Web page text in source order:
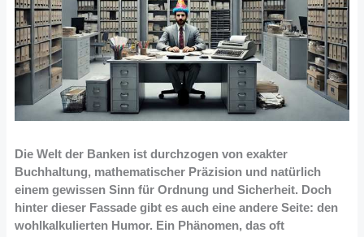
Die Welt der Banken ist durchzogen von exakter
Buchhaltung, mathematischer Präzision und natürlich
einem gewissen Sinn für Ordnung und Sicherheit. Doch
hinter dieser Fassade gibt es auch eine andere Seite: den
wohlkalkulierten Humor. Ein Phänomen, das oft